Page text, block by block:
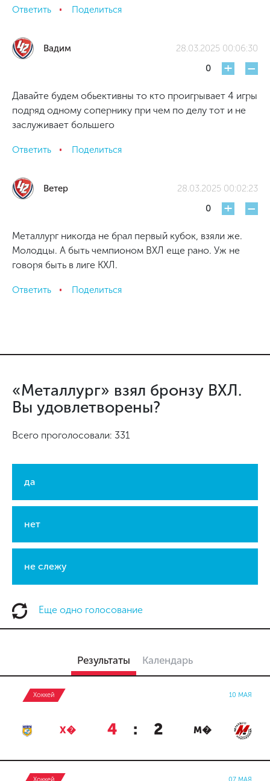
Ответить Поделиться
Вадим
28.03.2025 00:06:30
0
+ -
Давайте будем обьективны то кто проигрывает 4 игры
подряд одному сопернику при чем по делу тот и не
заслуживает большего
Ответить Поделиться
Ветер
28.03.2025 00:02:23
0
+ -
Металлург никогда не брал первый кубок, взяли же.
Молодцы. А быть чемпионом ВХЛ еще рано. Уж не
говоря быть в лиге КХЛ.
Ответить Поделиться
«Металлург» взял бронзу ВХЛ.
Вы удовлетворены?
Всего проголосовали: 331
да
нет
не слежу
Еще одно голосование
Результаты Календарь
Хоккей 10 МАЯ
Х� 4 : 2 М�
Хоккей 07 МАЯ